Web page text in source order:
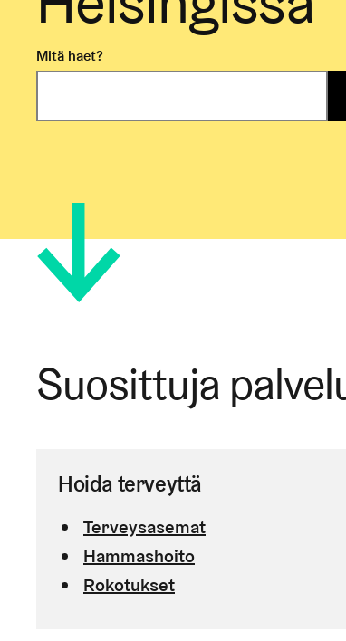
Mitä haet?
Suosittuja
Hoida terveyttä
Terveysasemat
Hammashoito
Rokotukset